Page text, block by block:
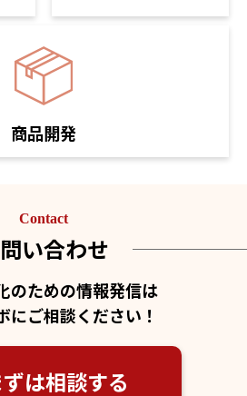
商品開発
Contact
い合わせ
のための情報発信は
にご相談ください！
は相談する